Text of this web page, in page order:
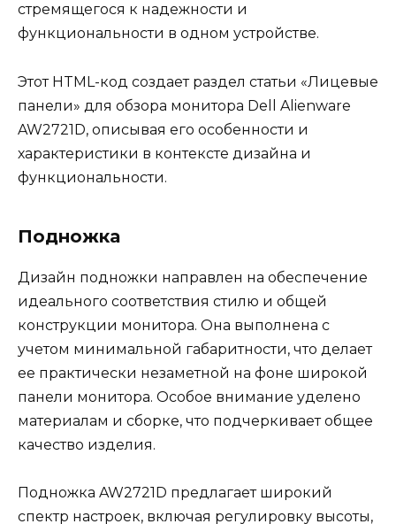
стремящегося к надежности и
функциональности в одном устройстве.
Этот HTML-код создает раздел статьи «Лицевые
панели» для обзора монитора Dell Alienware
AW2721D, описывая его особенности и
характеристики в контексте дизайна и
функциональности.
Подножка
Дизайн подножки направлен на обеспечение
идеального соответствия стилю и общей
конструкции монитора. Она выполнена с
учетом минимальной габаритности, что делает
ее практически незаметной на фоне широкой
панели монитора. Особое внимание уделено
материалам и сборке, что подчеркивает общее
качество изделия.
Подножка AW2721D предлагает широкий
спектр настроек, включая регулировку высоты,